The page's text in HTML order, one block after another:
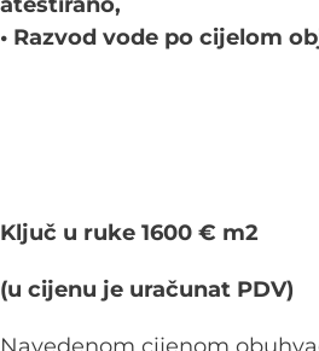
• Razvod vode po cijelom
Ključ u ruke 1600 € m2
(u cijenu je uračunat PDV)